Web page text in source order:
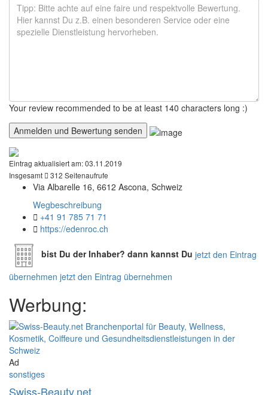
Your review recommended to be at least 140 characters long :)
Eintrag aktualisiert am:03.11.2019
Insgesamt
312 Seitenaufrufe
Via Albarelle 16, 6612 Ascona, Schweiz
Wegbeschreibung
+41 91 785 71 71
https://edenroc.ch
bist Du der Inhaber? dann kannst Du jetzt den Eintrag
übernehmen jetzt den Eintrag übernehmen
Werbung:
Ad
sonstiges
Swiss-Beauty.net